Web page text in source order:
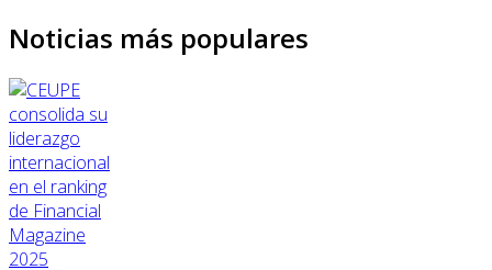
Noticias más populares